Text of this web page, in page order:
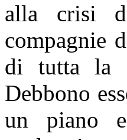
alla crisi
compagnie
di tutta la
Debbono
un piano